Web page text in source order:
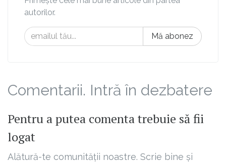
autorilor.
Mă abonez
Comentarii. Intră în dezbatere
Pentru a putea comenta trebuie să fii
logat
Alătură-te comunității noastre. Scrie bine și